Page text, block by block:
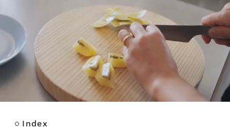
Index